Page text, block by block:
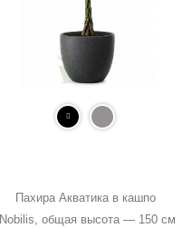
Пахира Акватика в кашпо
Nobilis, общая высота — 150 см